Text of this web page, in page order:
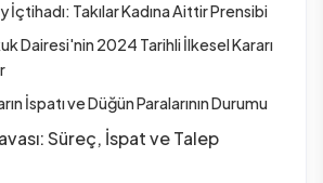
İçtihadı: Takılar Kadına Aittir Prensibi
Dairesi'nin 2024 Tarihli İlkesel Kararı
İspatı ve Düğün Paralarının Durumu
Süreç, İspat ve Talep